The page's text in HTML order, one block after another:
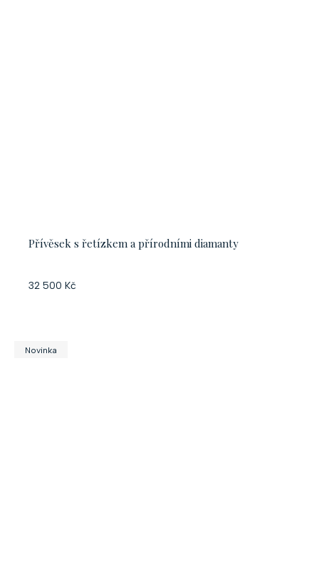
Přívěsek s řetízkem a přírodními diamanty
32 500 Kč
Novinka